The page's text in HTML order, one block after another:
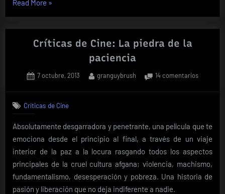
Read More «Críticas
Cine:
Rush»
»
Críticas de Cine: La piedra de la
paciencia
Posted
7 octubre, 2013 By
granguybrush 14 comentariosen
piedra
de
la
Críticas de Cine
Absolutamente desgarradora y penetrante, una película que te
emociona desde el principio al final, a través de un viaje
interior de la paz a la locura rasgando todos los aspectos
principales de la cruel cultura afgana; violencia, machismo,
fundamentalismo, desesperación y pobreza. Una historia de
pasión y liberación que no deja indiferente a nadie.